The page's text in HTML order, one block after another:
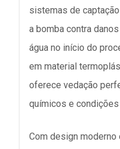
sistemas de
a bomba contra
água no início do
em material
oferece vedação
químicos e
Com design moderno